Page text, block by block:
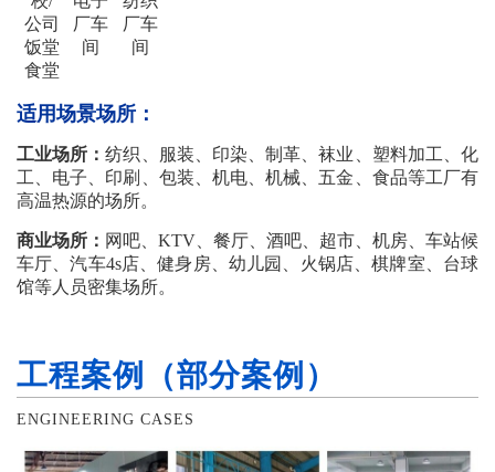
公司
饭堂
食堂
厂车
间
厂车
间
适用场景场所：
工业场所：纺织、服装、印染、制革、袜业、塑料加工、化
工、电子、印刷、包装、机电、机械、五金、食品等工厂有
高温热源的场所。
商业场所： 网吧、KTV、餐厅、酒吧、超市、机房、车站候
车厅、汽车4s店、健身房、幼儿园、火锅店、棋牌室、台球
馆等人员密集场所。
工程案例（部分案例）
ENGINEERING CASES